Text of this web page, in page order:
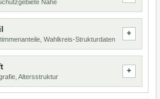
Nähe
Wahlkreis-Strukturdaten
Altersstruktur